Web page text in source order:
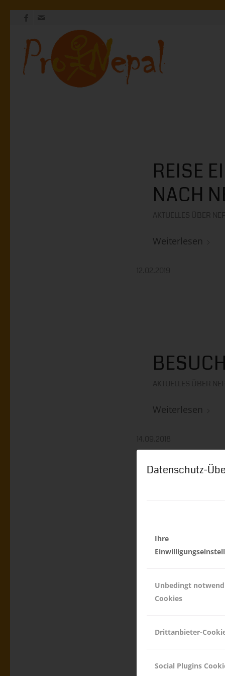
Datenschutz-
Ihre
Unbedingt
Cookies
Drittanbieter-
Social Plugins
REISE
NACH
Weiterlesen
Weiterlesen
WIRD
BOZEN
AKTUELLES ÜBER